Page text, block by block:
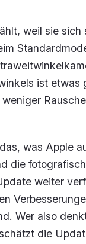
weil sie sich
ist etwas
was Apple
die
weiter
Wer also
die